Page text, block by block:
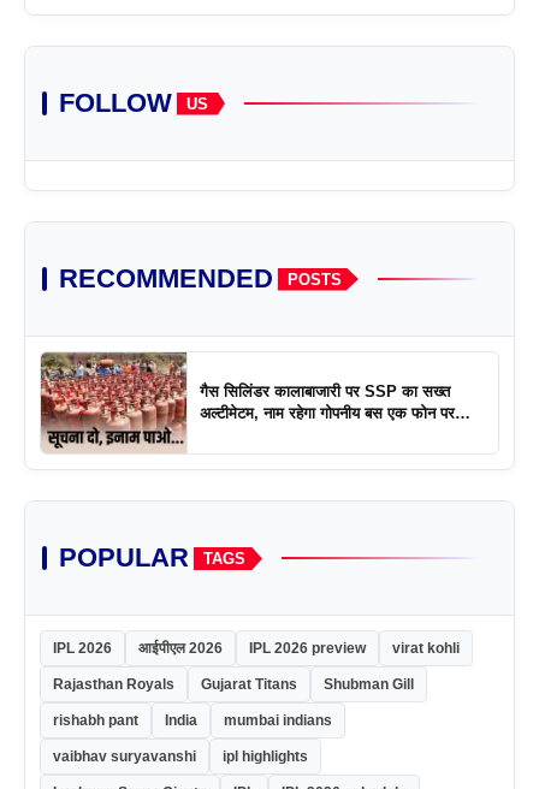
FOLLOW US
RECOMMENDED POSTS
गैस सिलिंडर कालाबाजारी पर SSP का सख्त
अल्टीमेटम, नाम रहेगा गोपनीय बस एक फोन पर
POPULAR TAGS
IPL 2026 आईपीएल 2026 IPL 2026 preview virat kohli
Rajasthan Royals Gujarat Titans Shubman Gill
rishabh pant India mumbai indians
vaibhav suryavanshi ipl highlights